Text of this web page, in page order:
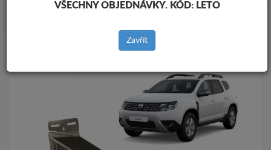
Zpět na produkty
VŠECHNY OBJEDNÁVKY. KÓD: LETO
Zavřít